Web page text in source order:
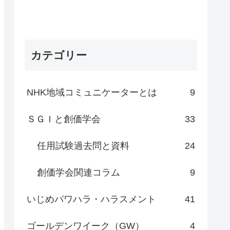
カテゴリー
NHK地域コミュニケーターとは 9
ＳＧＩと創価学会 33
任用試験過去問と資料 24
創価学会関連コラム 9
いじめパワハラ・ハラスメント 41
ゴールデンワイーク（GW） 4